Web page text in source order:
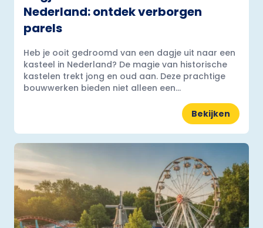
Nederland: ontdek verborgen
parels
Heb je ooit gedroomd van een dagje uit naar een
kasteel in Nederland? De magie van historische
kastelen trekt jong en oud aan. Deze prachtige
bouwwerken bieden niet alleen een...
Bekijken